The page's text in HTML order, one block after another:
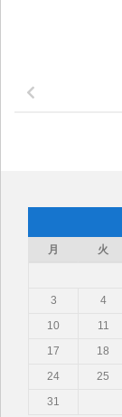
月 火
3
4
10
11
17
18
24
25
31